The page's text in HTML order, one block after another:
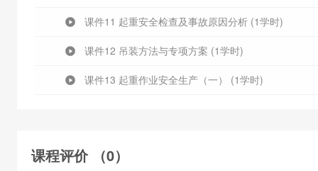
课件11 起重安全检查及事故原因分析 (1学时)
课件12 吊装方法与专项方案 (1学时)
课件13 起重作业安全生产（一） (1学时)
课程评价 （0）